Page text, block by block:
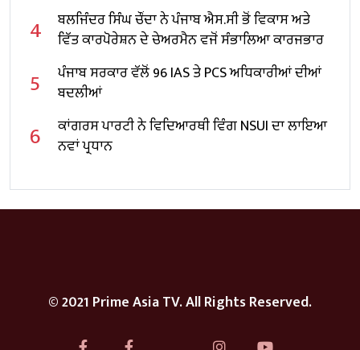
4
ਬਲਜਿੰਦਰ ਸਿੰਘ ਚੌਂਦਾ ਨੇ ਪੰਜਾਬ ਐਸ.ਸੀ ਭੋਂ ਵਿਕਾਸ ਅਤੇ
ਵਿੱਤ ਕਾਰਪੋਰੇਸ਼ਨ ਦੇ ਚੇਅਰਮੈਨ ਵਜੋਂ ਸੰਭਾਲਿਆ ਕਾਰਜਭਾਰ
5
ਪੰਜਾਬ ਸਰਕਾਰ ਵੱਲੋਂ 96 IAS ਤੇ PCS ਅਧਿਕਾਰੀਆਂ ਦੀਆਂ
ਬਦਲੀਆਂ
6
ਕਾਂਗਰਸ ਪਾਰਟੀ ਨੇ ਵਿਦਿਆਰਥੀ ਵਿੰਗ NSUI ਦਾ ਲਾਇਆ
ਨਵਾਂ ਪ੍ਰਧਾਨ
© 2021 Prime Asia TV. All Rights Reserved.